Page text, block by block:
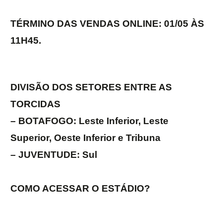
TÉRMINO DAS VENDAS ONLINE: 01/05 ÀS
11H45.
DIVISÃO DOS SETORES ENTRE AS
TORCIDAS
– BOTAFOGO: Leste Inferior, Leste
Superior, Oeste Inferior e Tribuna
– JUVENTUDE: Sul
COMO ACESSAR O ESTÁDIO?